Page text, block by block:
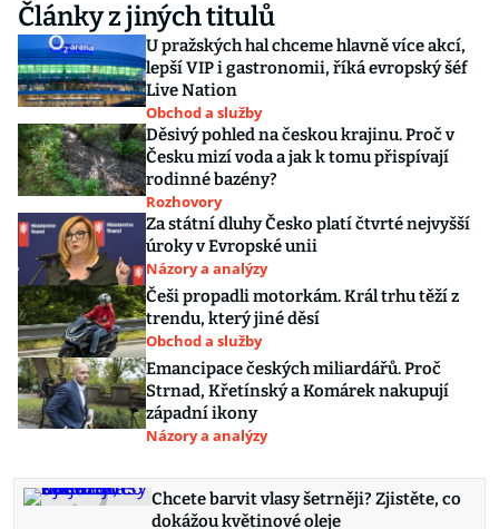
Články z jiných titulů
U pražských hal chceme hlavně více akcí,
lepší VIP i gastronomii, říká evropský šéf
Live Nation
Obchod a služby
Děsivý pohled na českou krajinu. Proč v
Česku mizí voda a jak k tomu přispívají
rodinné bazény?
Rozhovory
Za státní dluhy Česko platí čtvrté nejvyšší
úroky v Evropské unii
Názory a analýzy
Češi propadli motorkám. Král trhu těží z
trendu, který jiné děsí
Obchod a služby
Emancipace českých miliardářů. Proč
Strnad, Křetínský a Komárek nakupují
západní ikony
Názory a analýzy
Chcete barvit vlasy šetrněji? Zjistěte, co
dokážou květinové oleje